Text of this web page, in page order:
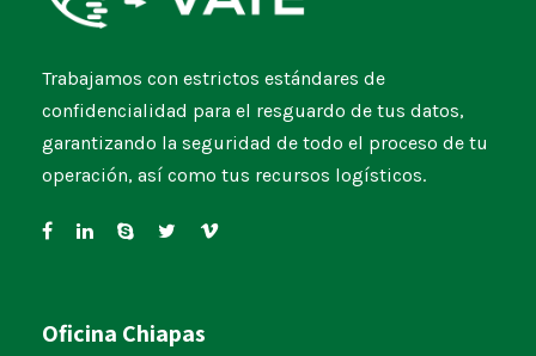
Trabajamos con estrictos estándares de
confidencialidad para el resguardo de tus datos,
garantizando la seguridad de todo el proceso de tu
operación, así como tus recursos logísticos.
Oficina Chiapas